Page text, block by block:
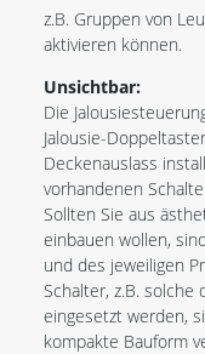
z.B. Gruppen von
aktivieren können.
Unsichtbar:
Die
Jalousie-
Deckenauslass
vorhandenen
Sollten Sie aus
einbauen wollen,
und des jeweiligen
Schalter, z.B. solche
eingesetzt werden,
kompakte Bauform